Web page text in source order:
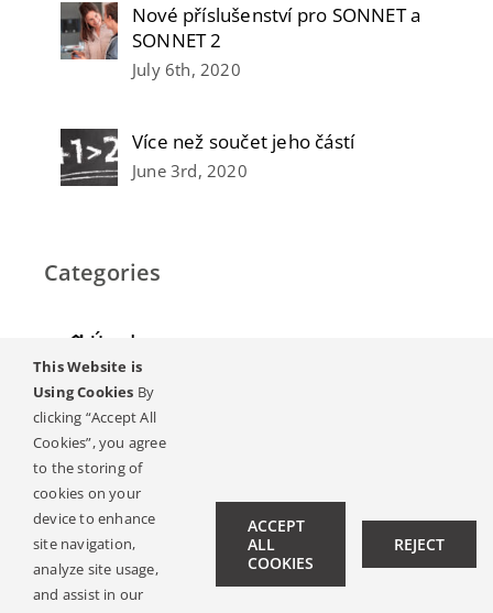
Nové příslušenství pro SONNET a
SONNET 2
July 6th, 2020
Více než součet jeho částí
June 3rd, 2020
Categories
Úvod
Ztráta sluchu
Časopis
Materiály
Ambasadori Sluchu
Kontakt
This Website is
Using Cookies By
clicking “Accept All
Cookies”, you agree
to the storing of
cookies on your
device to enhance
site navigation,
analyze site usage,
and assist in our
ACCEPT
ALL
COOKIES
REJECT